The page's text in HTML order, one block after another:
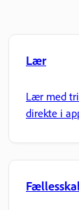
Lær
Lær med
direkte i